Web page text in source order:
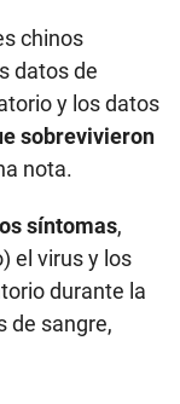
chinos
datos de
y los datos
sobrevivieron
nota.
síntomas,
el virus y los
durante la
de sangre,